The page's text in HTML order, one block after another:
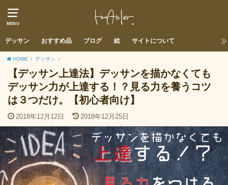
MENU
デッサン おすすめ品 ブログ 絵 サイトについて
HOME デッサン
【デッサン上達法】デッサンを描かなくても
デッサン力が上達する！？見る力を養うコツ
は３つだけ。【初心者向け】
2018年12月12日 2018年12月25日